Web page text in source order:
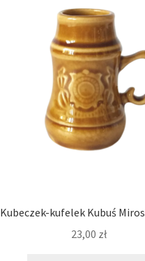
Kubeczek-kufelek Kubuś
23,00 zł